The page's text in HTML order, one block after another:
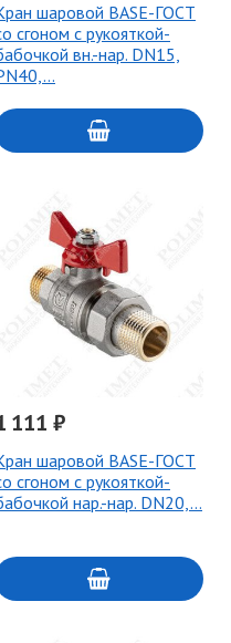
шаровой BASE-ГОСТ
сгоном с рукояткой-
вн.-нар. DN15,
111 ₽
шаровой BASE-ГОСТ
сгоном с рукояткой-
нар.-нар. DN20,…